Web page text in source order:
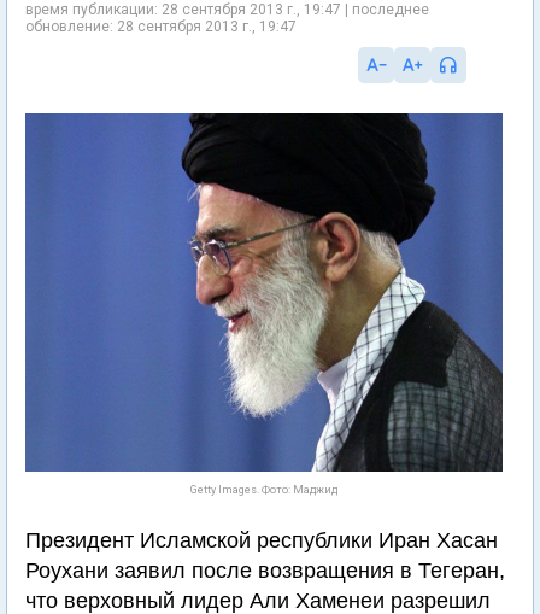
время публикации: 28 сентября 2013 г., 19:47 | последнее
обновление: 28 сентября 2013 г., 19:47
Getty Images. Фото: Маджид
Президент Исламской республики Иран Хасан
Роухани заявил после возвращения в Тегеран,
что верховный лидер Али Хаменеи разрешил